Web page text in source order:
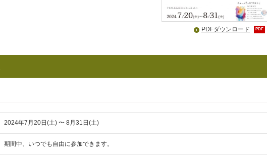
PDFダウンロード PDF
2024年7月20日(土) 〜 8月31日(土)
期間中、いつでも自由に参加できます。